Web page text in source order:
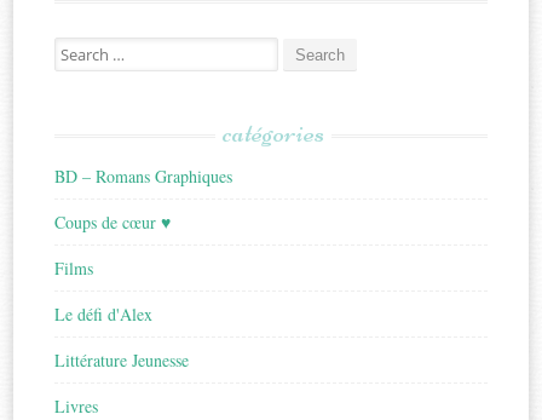
Search
for:
catégories
BD – Romans Graphiques
Coups de cœur ♥
Films
Le défi d'Alex
Littérature Jeunesse
Livres